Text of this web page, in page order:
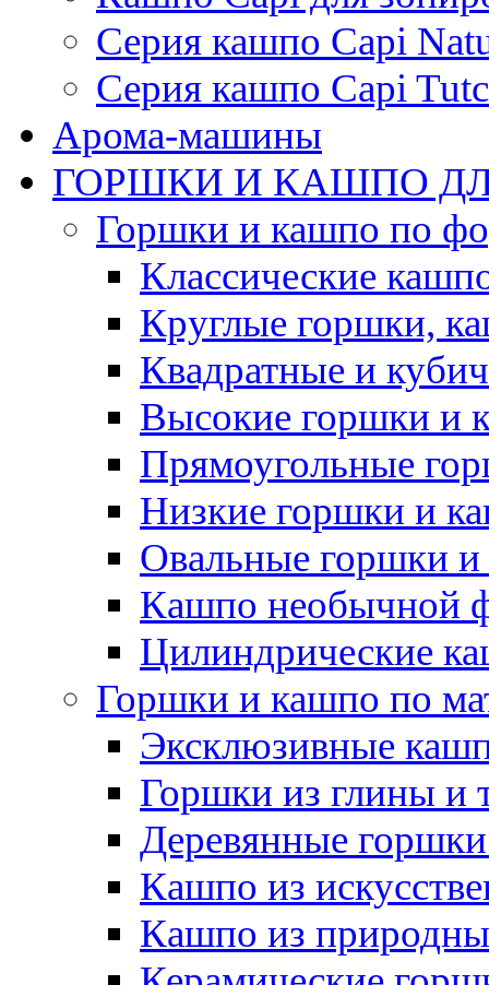
Серия кашпо Capi
Серия кашпо Capi
Арома-машины
ГОРШКИ И КАШПО
Горшки и кашпо по
Классические
Круглые горшки,
Квадратные и
Высокие горшки и
Прямоугольные
Низкие горшки и
Овальные горшки
Кашпо необычной
Цилиндрические
Горшки и кашпо по
Эксклюзивные
Горшки из глины и
Деревянные
Кашпо из
Кашпо из